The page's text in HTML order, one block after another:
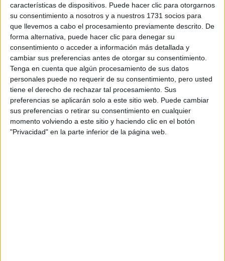
características de dispositivos. Puede hacer clic para otorgarnos
su consentimiento a nosotros y a nuestros 1731 socios para
que llevemos a cabo el procesamiento previamente descrito. De
forma alternativa, puede hacer clic para denegar su
consentimiento o acceder a información más detallada y
cambiar sus preferencias antes de otorgar su consentimiento.
Tenga en cuenta que algún procesamiento de sus datos
personales puede no requerir de su consentimiento, pero usted
tiene el derecho de rechazar tal procesamiento. Sus
preferencias se aplicarán solo a este sitio web. Puede cambiar
sus preferencias o retirar su consentimiento en cualquier
momento volviendo a este sitio y haciendo clic en el botón
"Privacidad" en la parte inferior de la página web.
¿En qué año terminas (o terminaste) bachillerato o FP?
Soy estudiante de:*
Términos y Condiciones de Uso
Aceptolos Términos y Condicionesde uso*